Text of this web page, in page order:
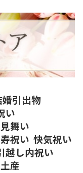
婚引出物
い
舞い
祝い 快気祝い
越し内祝い
産